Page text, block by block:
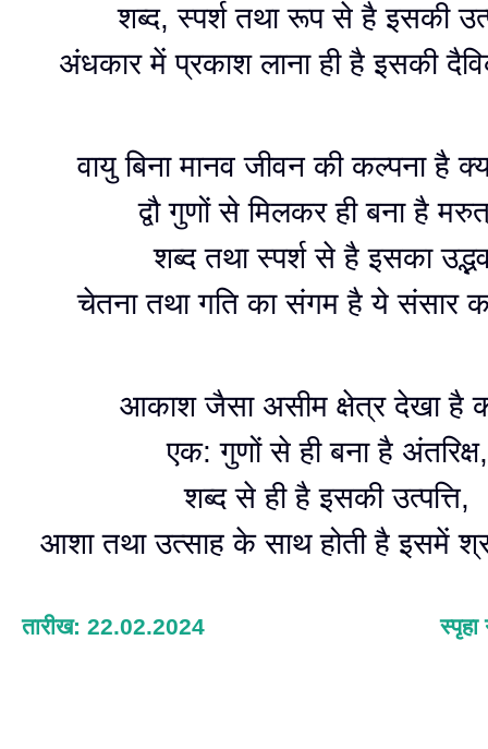
शब्द‌, स्पर्श तथा रूप से‌ है इसकी
अंधकार में प्रकाश लाना ही है इसकी
वायु बिना मानव जीवन की कल्पना है
द्वौ गुणों से‌ मिलकर ही बना है
शब्द‌ तथा स्पर्श से है इसका
चेतना‌ तथा गति का संगम है ये संसार
आकाश जैसा असीम क्षेत्र देखा है
एक: गुणों से ही बना है अंतरिक्ष,
शब्द से ही है इसकी उत्पत्ति,
आशा तथा उत्साह के साथ होती है इसमें
तारीख: 22.02.2024 स्पृहा